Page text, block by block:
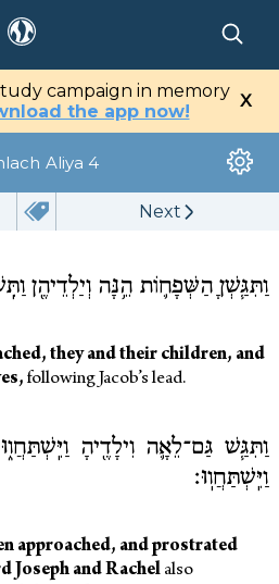
campaign in memory
the app now!
X
Aliya 4
Next
וַתִּגַּ֧שְׁןָ הַשְּׁפָח֛וֹת הֵ֥נָּה וְיַלְדֵיהֶ֖ן
they and their children, and
following Jacob’s lead.
וַתִּגַּ֧שׁ גַּם־לֵאָ֛ה וִילָדֶ֖יהָ
וַיִּֽשְׁתַּחֲוֽוּ׃
approached, and prostrated
Joseph and Rachel also